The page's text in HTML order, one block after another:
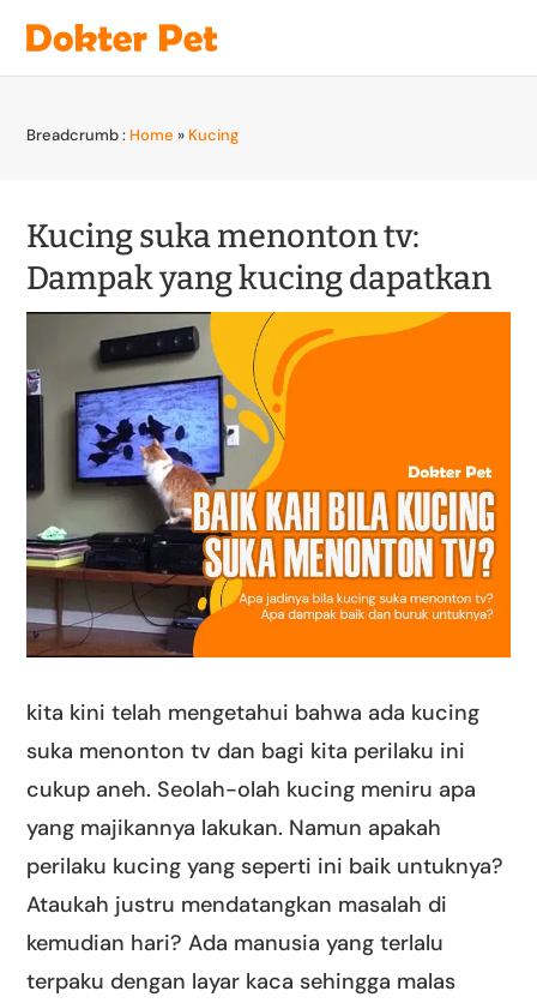
Breadcrumb : Home » Kucing
Kucing suka menonton tv:
Dampak yang kucing dapatkan
kita kini telah mengetahui bahwa ada kucing
suka menonton tv dan bagi kita perilaku ini
cukup aneh. Seolah-olah kucing meniru apa
yang majikannya lakukan. Namun apakah
perilaku kucing yang seperti ini baik untuknya?
Ataukah justru mendatangkan masalah di
kemudian hari? Ada manusia yang terlalu
terpaku dengan layar kaca sehingga malas